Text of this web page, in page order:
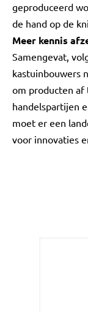
geproduceerd
de hand op de
Meer kennis
Samengevat,
kastuinbouwers
om producten af
handelspartijen
moet er een
voor innovaties